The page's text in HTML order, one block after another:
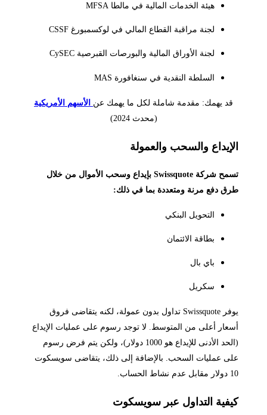
هيئة الخدمات المالية في مالطا MFSA
لجنة مراقبة القطاع المالي في لوكسمبورغ CSSF
لجنة الأوراق المالية والبورصات القبرصية CySEC
السلطة النقدية في سنغافورة MAS
قد يهمك: مقدمة شاملة لكل ما يهمك عن الأسهم الأمريكية
والسحب والعمولة
تسمح شركة Swissquote بإيداع وسحب الأموال من خلال
دفع مرنة ومتعددة بما في ذلك:
التحويل البنكي
بطاقة الائتمان
باي بال
سكريل
يوفر Swissquote تداول بدون عمولة، لكنه يتقاضى فروق
أعلى من المتوسط. لا توجد رسوم على عمليات الإيداع
(الحد الأدنى للإيداع هو 1000 دولار)، ولكن يتم فرض رسوم
عمليات السحب. بالإضافة إلى ذلك، يتقاضى سويسكوت
التداول عبر سويسكوت